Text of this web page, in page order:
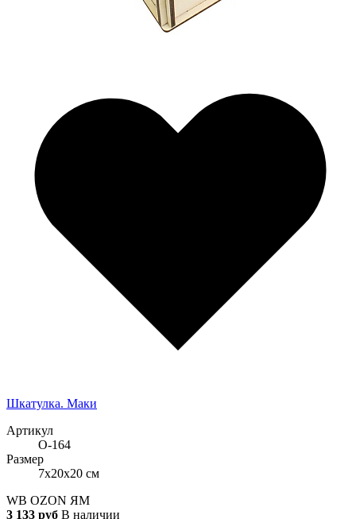
Шкатулка. Маки
Артикул
О-164
Размер
7x20x20 см
WB OZON ЯМ
3 133 руб В наличии